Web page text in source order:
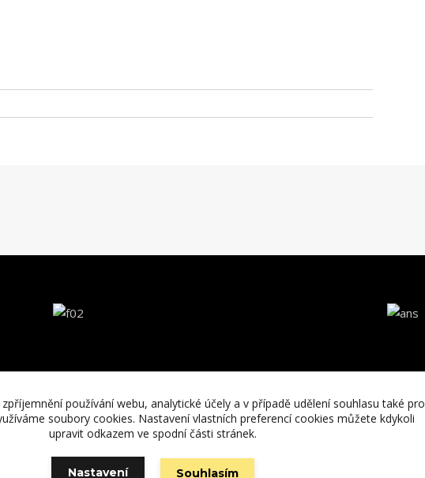
používání webu, analytické účely a v případě udělení souhlasu také pro
soubory cookies. Nastavení vlastních preferencí cookies můžete kdykoli
upravit odkazem ve spodní části stránek.
Nastavení Souhlasím